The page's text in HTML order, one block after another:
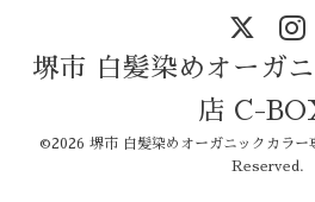
堺市 白髪染めオーガ
店 C-
©2026 堺市 白髪染めオーガニックカラ
Reserved.